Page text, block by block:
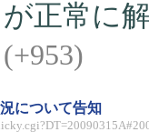
正常に
(+953)
について告知